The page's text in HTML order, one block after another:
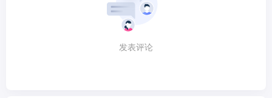
发表评论